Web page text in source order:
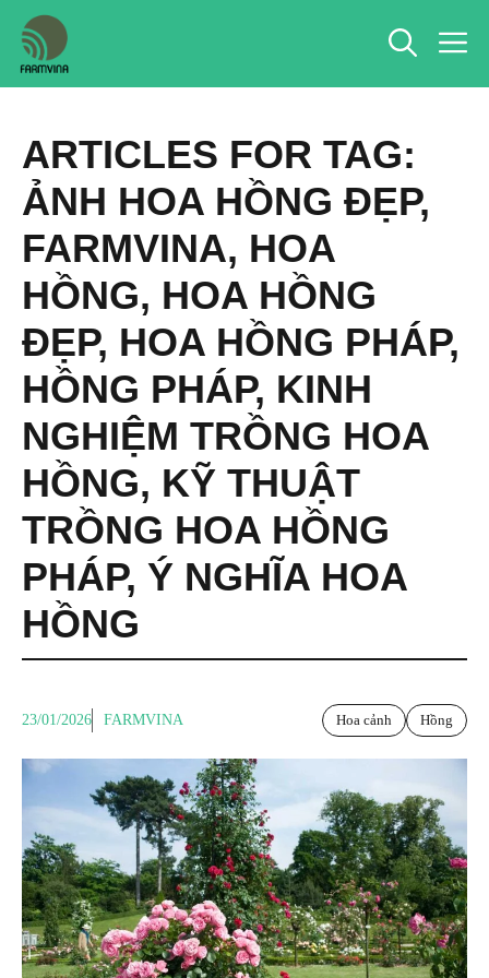
Chuyển
đến
nội
ARTICLES FOR TAG:
ẢNH HOA HỒNG ĐẸP,
FARMVINA, HOA
HỒNG, HOA HỒNG
ĐẸP, HOA HỒNG PHÁP,
HỒNG PHÁP, KINH
NGHIỆM TRỒNG HOA
HỒNG, KỸ THUẬT
TRỒNG HOA HỒNG
PHÁP, Ý NGHĨA HOA
HỒNG
23/01/2026 FARMVINA Hoa cảnh Hồng